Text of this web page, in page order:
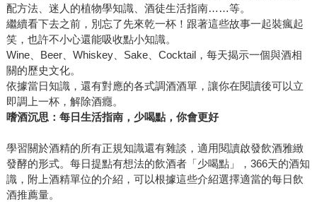
配方法、迷人的植物學知識、酒徒生活指南……等。
繼續看下去之前，別忘了先來乾一杯！跟著這些故事一起裝瘋起
笑，也許不小心還能吸收點小知識。
Wine、Beer、Whiskey、Sake、Cocktail，每天揭示一個與酒相
關的歷史文化。
依據當日知識，還有對應的各式調酒酒單，讓你在閱讀後可以立
即調上一杯，解除酒癮。
嗜酒沉思 ：每日生活指南，少喝點，你會更好
學習關於酒精的所有正規知識還有雜談，適用閱讀啟發飲酒雅緻
發酵的形式。每日提點有想法的飲酒者「少喝點」，366天的酒知
識，附上酒精單位的介紹，可以根據這些介紹選擇適當的每日飲
酒推薦量。